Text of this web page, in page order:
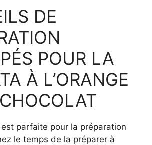
DE
POUR LA
À L’ORANGE
parfaite pour la préparation
le temps de la préparer à